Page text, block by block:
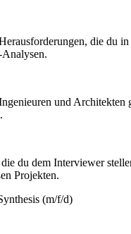
die du
und
du dem Interviewer
Projekten.
(m/f/d)